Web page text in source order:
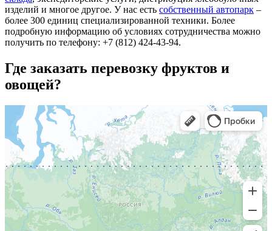
изделий и многое другое. У нас есть собственный автопарк –
более 300 единиц специализированной техники. Более
подробную информацию об условиях сотрудничества можно
получить по телефону: +7 (812) 424-43-94.
Где заказать перевозку фруктов и
овощей?